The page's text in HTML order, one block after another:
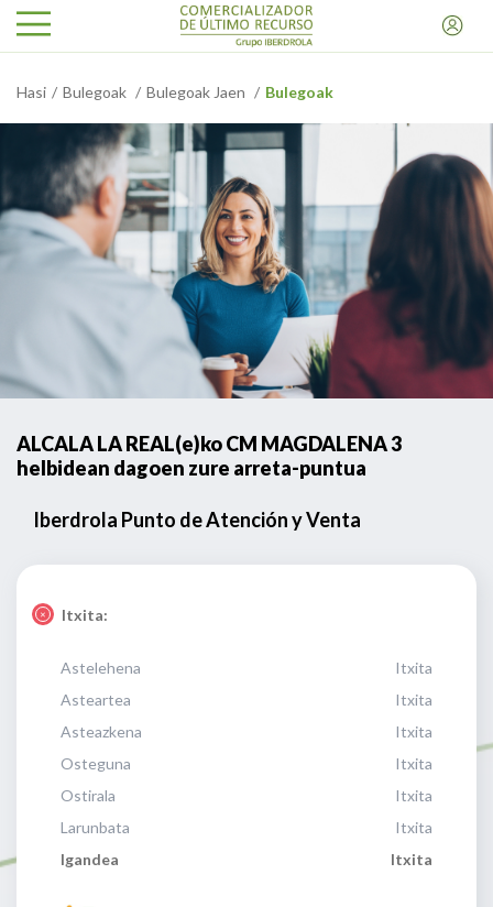
Hasi Bulegoak Bulegoak Jaen Bulegoak
ALCALA LA REAL(e)ko CM MAGDALENA 3
helbidean dagoen zure arreta-puntua
Iberdrola Punto de Atención y Venta
Itxita:
Astelehena
Itxita
Asteartea
Itxita
Asteazkena
Itxita
Osteguna
Itxita
Ostirala
Itxita
Larunbata
Itxita
Igandea
Itxita